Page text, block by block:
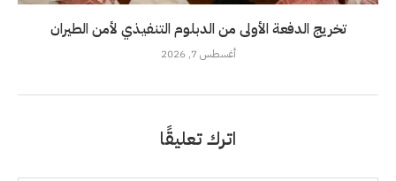
تخريج الدفعة الأولى من الدبلوم التنفيذي لأمن الطيران
أغسطس 7, 2026
اترك تعليقًا